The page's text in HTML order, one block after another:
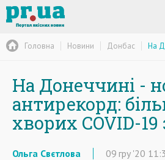
Головна Новини Донбас На
На Донеччині -
антирекорд:
хворих COVID-19
Ольга Свєтлова 09 гру '20